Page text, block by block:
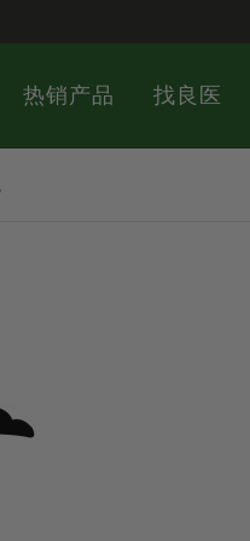
热销产品 找良医